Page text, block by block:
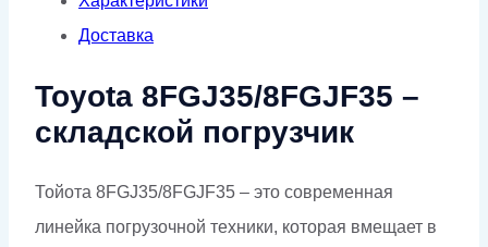
Доставка
Toyota 8FGJ35/8FGJF35 –
складской погрузчик
Тойота 8FGJ35/8FGJF35 – это современная
линейка погрузочной техники, которая вмещает в